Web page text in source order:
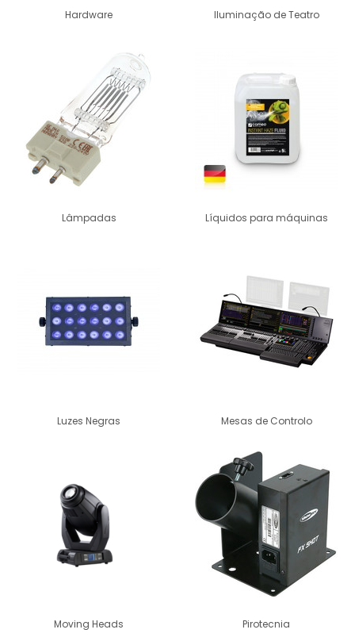
Hardware Iluminação de Teatro
Lâmpadas Líquidos para máquinas
Luzes Negras Mesas de Controlo
Moving Heads Pirotecnia